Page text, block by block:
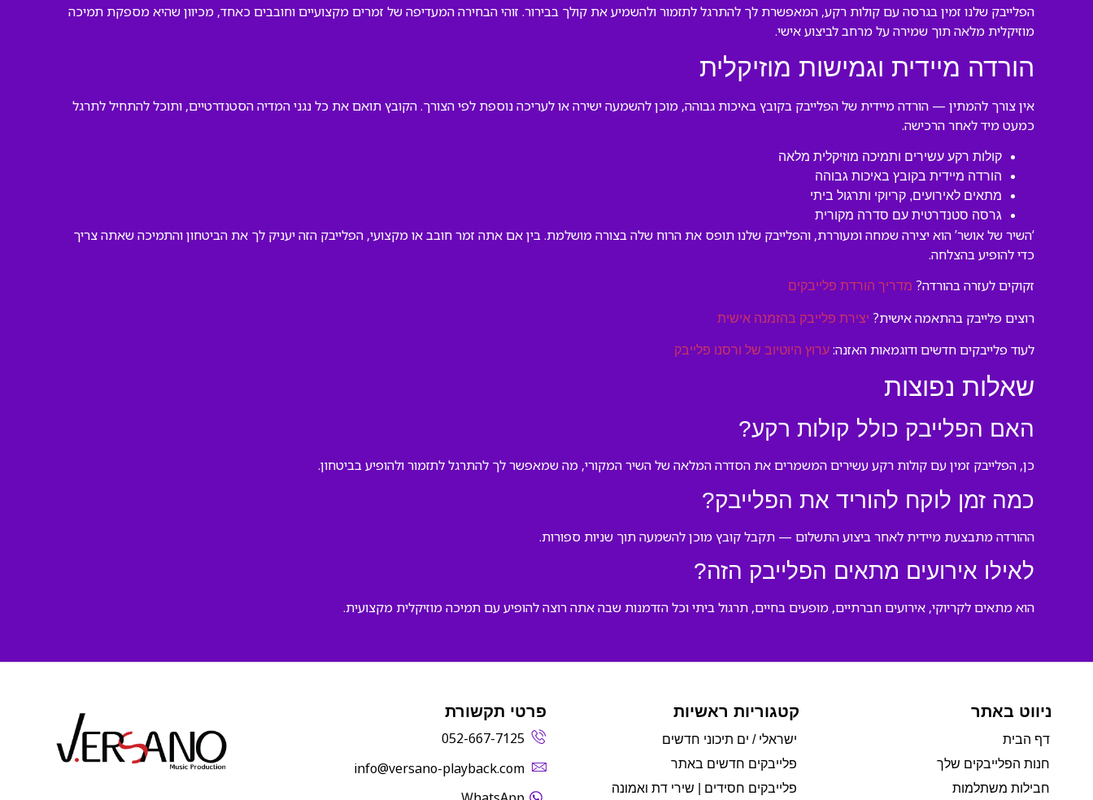
הפלייבק שלנו זמין בגרסה עם קולות רקע, המאפשרת לך להתרגל לתזמור ולהשמיע את קולך בבירור. זוהי הבחירה המעדיפה של זמרים מקצועיים וחובבים כאחד, מכיוון שהיא מספקת תמיכה
מוזיקלית מלאה תוך שמירה על מרחב לביצוע אישי.
הורדה מיידית וגמישות מוזיקלית
אין צורך להמתין — הורדה מיידית של הפלייבק בקובץ באיכות גבוהה, מוכן להשמעה ישירה או לעריכה נוספת לפי הצורך. הקובץ תואם את כל נגני המדיה הסטנדרטיים, ותוכל להתחיל לתרגל
כמעט מיד לאחר הרכישה.
קולות רקע עשירים ותמיכה מוזיקלית מלאה
הורדה מיידית בקובץ באיכות גבוהה
מתאים לאירועים, קריוקי ותרגול ביתי
גרסה סטנדרטית עם סדרה מקורית
‘השיר של אושר’ הוא יצירה שמחה ומעוררת, והפלייבק שלנו תופס את הרוח שלה בצורה מושלמת. בין אם אתה זמר חובב או מקצועי, הפלייבק הזה יעניק לך את הביטחון והתמיכה שאתה צריך
כדי להופיע בהצלחה.
זקוקים לעזרה בהורדה? מדריך הורדת פלייבקים
רוצים פלייבק בהתאמה אישית? יצירת פלייבק בהזמנה אישית
לעוד פלייבקים חדשים ודוגמאות האזנה: ערוץ היוטיוב של ורסנו פלייבק
שאלות נפוצות
האם הפלייבק כולל קולות רקע?
כן, הפלייבק זמין עם קולות רקע עשירים המשמרים את הסדרה המלאה של השיר המקורי, מה שמאפשר לך להתרגל לתזמור ולהופיע בביטחון.
כמה זמן לוקח להוריד את הפלייבק?
ההורדה מתבצעת מיידית לאחר ביצוע התשלום — תקבל קובץ מוכן להשמעה תוך שניות ספורות.
לאילו אירועים מתאים הפלייבק הזה?
הוא מתאים לקריוקי, אירועים חברתיים, מופעים בחיים, תרגול ביתי וכל הזדמנות שבה אתה רוצה להופיע עם תמיכה מוזיקלית מקצועית.
ניווט באתר
דף הבית
חנות הפלייבקים שלך
חבילות משתלמות
קטגוריות ראשיות
ישראלי / ים תיכוני חדשים
פלייבקים חדשים באתר
פלייבקים חסידים | שירי דת ואמונה
פרטי תקשורת
052-667-7125
‫info@versano-playback.com‬